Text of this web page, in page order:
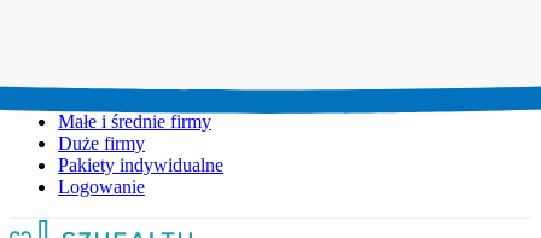
Małe i średnie firmy
Duże firmy
Pakiety indywidualne
Logowanie